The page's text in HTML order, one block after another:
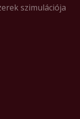
szimulációja